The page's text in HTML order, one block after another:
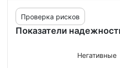
Показатели
Проверка рисков
Негативные